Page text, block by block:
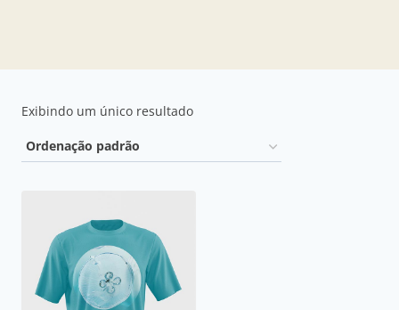
Exibindo um único resultado